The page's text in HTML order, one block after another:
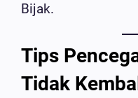
Bijak.
Tips
Tidak